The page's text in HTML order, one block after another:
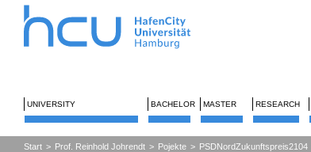
UNIVERSITY BACHELOR MASTER RESEARCH
Start > Prof. Reinhold Johrendt > Pojekte > PSDNordZukunftspreis2104